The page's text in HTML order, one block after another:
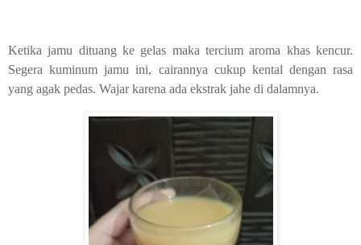
Ketika jamu dituang ke gelas maka tercium aroma khas kencur.
Segera kuminum jamu ini, cairannya cukup kental dengan rasa
yang agak pedas. Wajar karena ada ekstrak jahe di dalamnya.